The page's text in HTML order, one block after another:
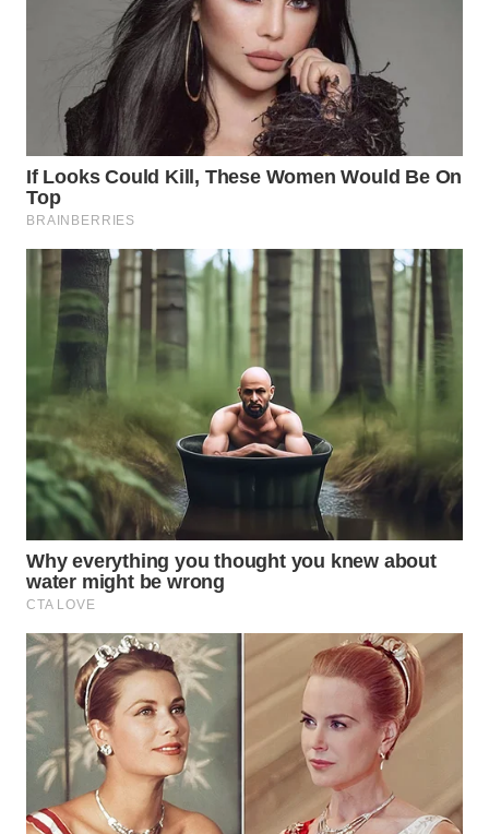
TENGAH
WN DELI
SERDANG
WN
TEBING
TINGGI
WN
PAKPAK
KARAWANG
WN
BEKASI
WN
BOGOR
WN
WN
TAPANULI
UTARA
WN
SAMOSIR